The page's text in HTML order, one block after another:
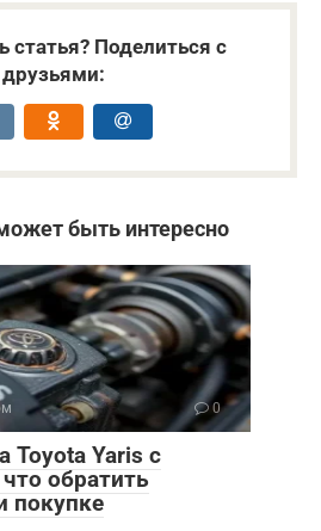
статья? Поделиться с
друзьями:
быть интересно
0
Toyota Yaris с
обратить
покупке